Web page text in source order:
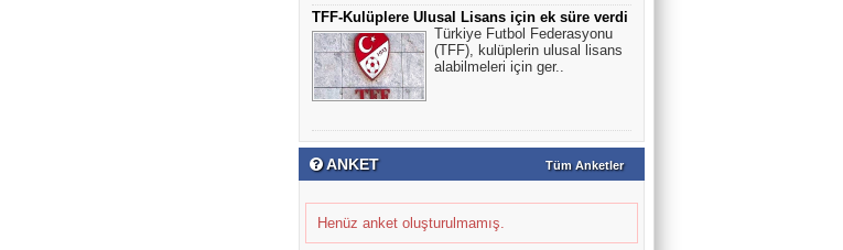
TFF-Kulüplere Ulusal Lisans için ek süre verdi
Türkiye Futbol Federasyonu
(TFF), kulüplerin ulusal lisans
alabilmeleri için ger..
ANKET Tüm Anketler
Henüz anket oluşturulmamış.